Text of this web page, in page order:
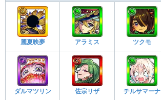
麗夏映夢 アラミス ツクモ
ダルマツリン 佐宗リザ チルサマーナ